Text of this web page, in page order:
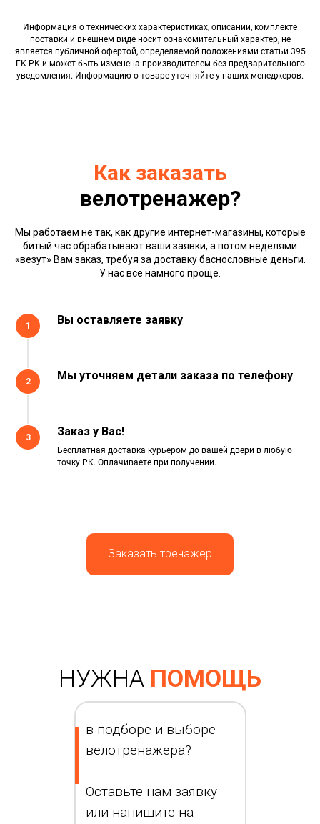
Информация о технических характеристиках, описании, комплекте
поставки и внешнем виде носит ознакомительный характер, не
является публичной офертой, определяемой положениями статьи 395
ГК РК и может быть изменена производителем без предварительного
уведомления. Информацию о товаре уточняйте у наших менеджеров.
Как заказать
велотренажер?
Мы работаем не так, как другие интернет-магазины, которые
битый час обрабатывают ваши заявки, а потом неделями
«везут» Вам заказ, требуя за доставку баснословные деньги.
У нас все намного проще.
1 Вы оставляете заявку
2 Мы уточняем детали заказа по телефону
3 Заказ у Вас!
Бесплатная доставка курьером до вашей двери в любую
точку РК. Оплачиваете при получении.
Заказать тренажер
в подборе и выборе
велотренажера?
Оставьте нам заявку
или напишите на
НУЖНА ПОМОЩЬ